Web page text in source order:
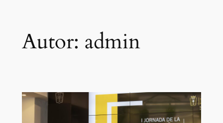
contenido
Autor: admin